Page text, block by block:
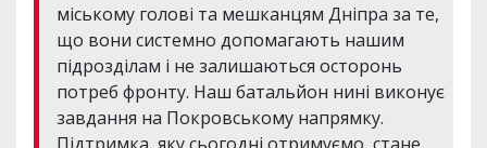
міському голові та мешканцям Дніпра за те,
що вони системно допомагають нашим
підрозділам і не залишаються осторонь
потреб фронту. Наш батальйон нині виконує
завдання на Покровському напрямку.